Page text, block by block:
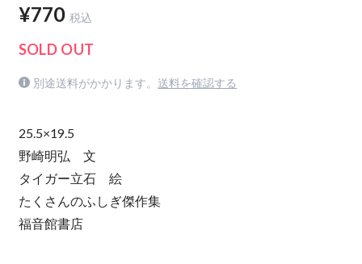
¥770 税込
SOLD OUT
別途送料がかかります。 送料を確認する
25.5×19.5
野崎明弘 文
タイガー立石 絵
たくさんのふしぎ傑作集
福音館書店